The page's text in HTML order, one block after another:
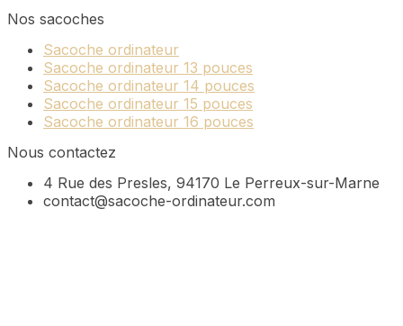
Nos sacoches
Sacoche ordinateur
Sacoche ordinateur 13 pouces
Sacoche ordinateur 14 pouces
Sacoche ordinateur 15 pouces
Sacoche ordinateur 16 pouces
Nous contactez
4 Rue des Presles, 94170 Le Perreux-sur-Marne
contact@sacoche-ordinateur.com